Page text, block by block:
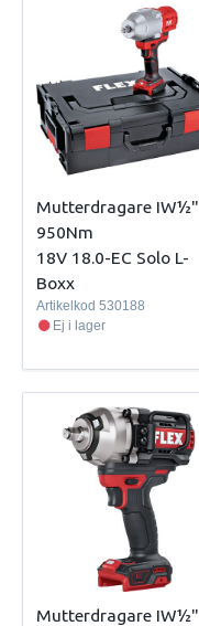
Mutterdragare IW½"
950Nm
18V 18.0-EC Solo L-
Boxx
Artikelkod 530188
Ej i lager
Mutterdragare IW½"